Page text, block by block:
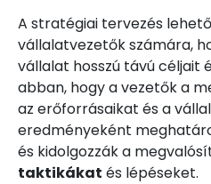
A stratégiai tervezés
vállalatvezetők számára,
vállalat hosszú távú céljait
abban, hogy a vezetők a
az erőforrásaikat és a
eredményeként
és kidolgozzák a
taktikákat és lépéseket.